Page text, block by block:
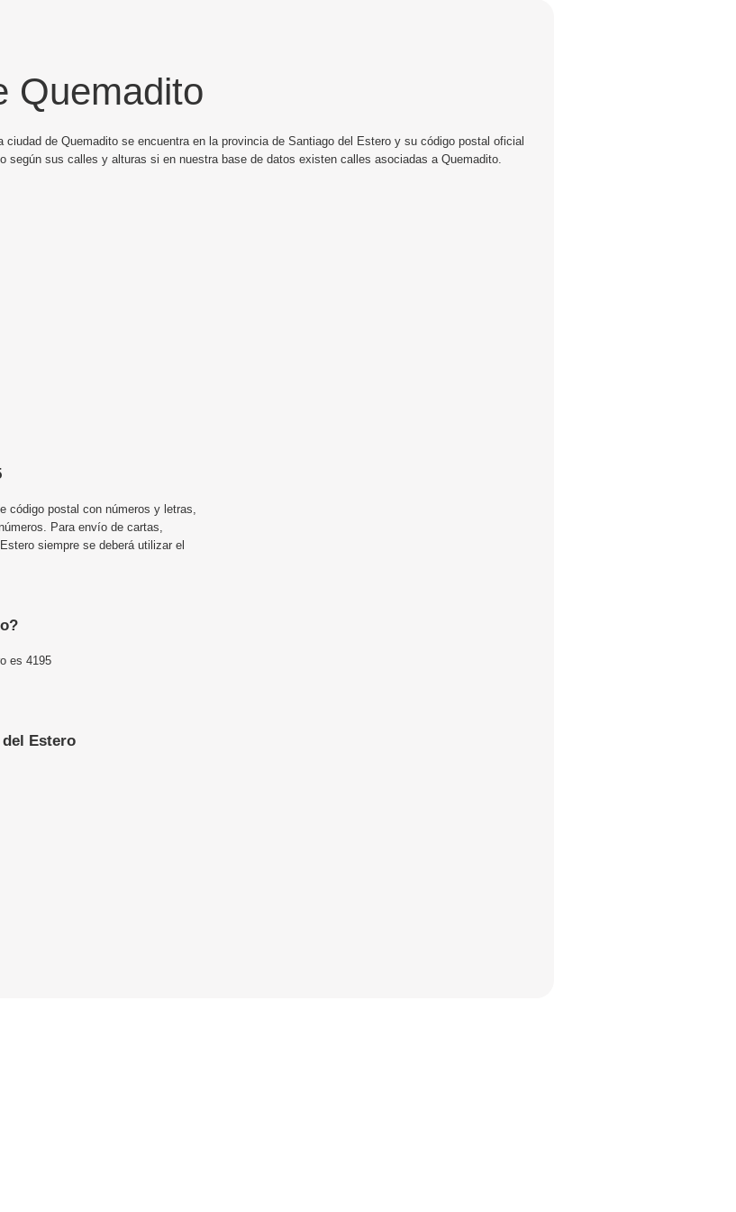
Quemadito
ciudad de Quemadito se encuentra en la provincia de Santiago del Estero y su código postal oficial
según sus calles y alturas si en nuestra base de datos existen calles asociadas a Quemadito.
código postal con números y letras,
Para envío de cartas,
siempre se deberá utilizar el
es 4195
Estero